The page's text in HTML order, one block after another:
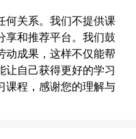
何关系。我们不提供课
享和推荐平台。我们鼓
动成果，这样不仅能帮
让自己获得更好的学习
课程，感谢您的理解与